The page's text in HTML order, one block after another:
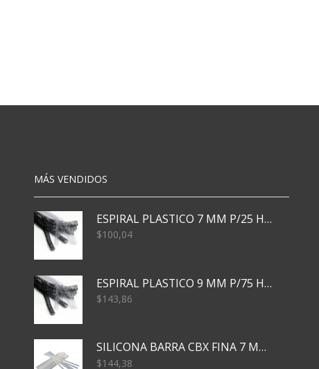
MÁS VENDIDOS
ESPIRAL PLASTICO 7 MM P/25 HJS X50x3000
$100,04
ESPIRAL PLASTICO 9 MM P/75 HJS X50X2400
$143,86
SILICONA BARRA CBX FINA 7 MM 28 CM
$144,38